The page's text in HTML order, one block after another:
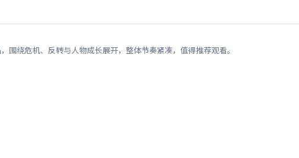
围绕危机、反转与人物成长展开，整体节奏紧凑，值得推荐观看。